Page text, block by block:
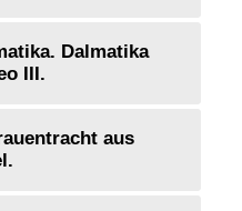
Dalmatika
III.
aus